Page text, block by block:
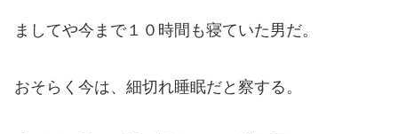
ましてや今まで１０時間も寝ていた男だ。
おそらく今は、細切れ睡眠だと察する。